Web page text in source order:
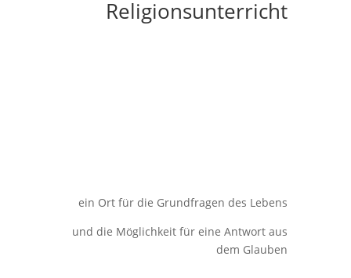
Religionsunterricht
ein Ort für die Grundfragen des Lebens
und die Möglichkeit für eine Antwort aus
dem Glauben